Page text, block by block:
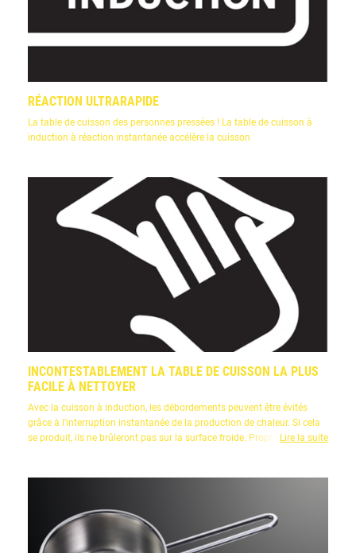
RÉACTION ULTRARAPIDE
La table de cuisson des personnes pressées ! La table de cuisson à
induction à réaction instantanée accélère la cuisson
INCONTESTABLEMENT LA TABLE DE CUISSON LA PLUS
FACILE À NETTOYER
Avec la cuisson à induction, les débordements peuvent être évités
grâce à l'interruption instantanée de la production de chaleur. Si cela
se produit, ils ne brûleront pas sur la surface froide. Propre en un coup
Lire la suite